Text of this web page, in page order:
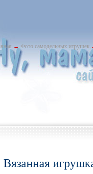
→ Фото самодельных игрушек
Вязанная